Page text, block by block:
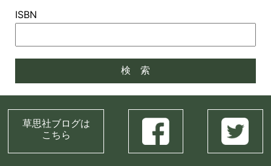
ISBN
草思社ブログは
こちら